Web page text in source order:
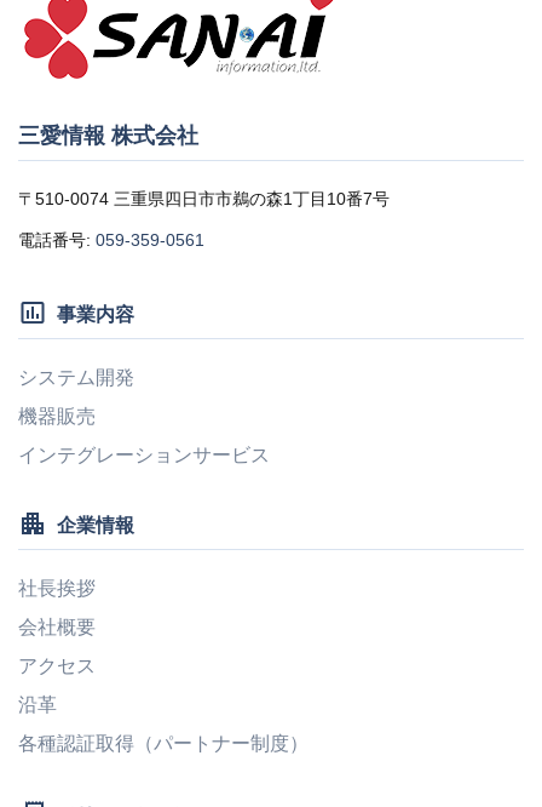
三愛情報 株式会社
〒510-0074 三重県四日市市鵜の森1丁目10番7号
電話番号: 059-359-0561
insert_chart_outlined 事業内容
システム開発
機器販売
インテグレーションサービス
apartment 企業情報
社長挨拶
会社概要
アクセス
沿革
各種認証取得（パートナー制度）